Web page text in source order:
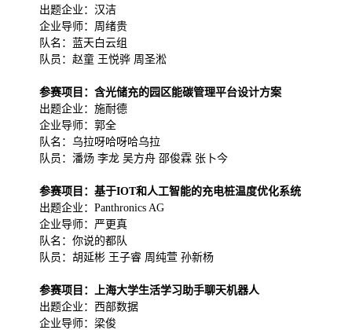
出题企业：汉洁
企业导师：周绪贵
队名：蓝天白云组
队员：赵童 王悦骅 周圣淞
参赛项目：含光储充的园区能碳管理平台设计方案
出题企业：施耐德
企业导师：郭全
队名：乌拉呀哈呀哈乌拉
队员：潘炀 李龙 吴方舟 邵俊霖 张卜今
参赛项目：基于IOT和人工智能的充电桩温度优化系统
出题企业：Panthronics AG
企业导师：严更真
队名：你说的都队
队员：胡延彬 王子睿 周纯萱 孙新杨
参赛项目：上海大学生活学习助手聊天机器人
出题企业：西部数据
企业导师：梁俊